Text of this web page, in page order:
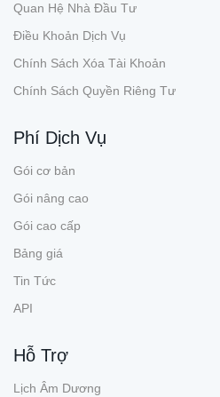
Quan Hệ Nhà Đầu Tư
Điều Khoản Dịch Vụ
Chính Sách Xóa Tài Khoản
Chính Sách Quyền Riêng Tư
Phí Dịch Vụ
Gói cơ bản
Gói nâng cao
Gói cao cấp
Bảng giá
Tin Tức
API
Hỗ Trợ
Lịch Âm Dương